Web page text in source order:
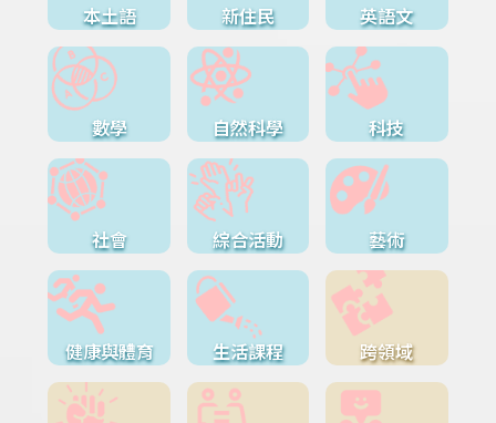
本土語 新住民 英語文
數學 自然科學 科技
社會 綜合活動 藝術
健康與體育 生活課程 跨領域